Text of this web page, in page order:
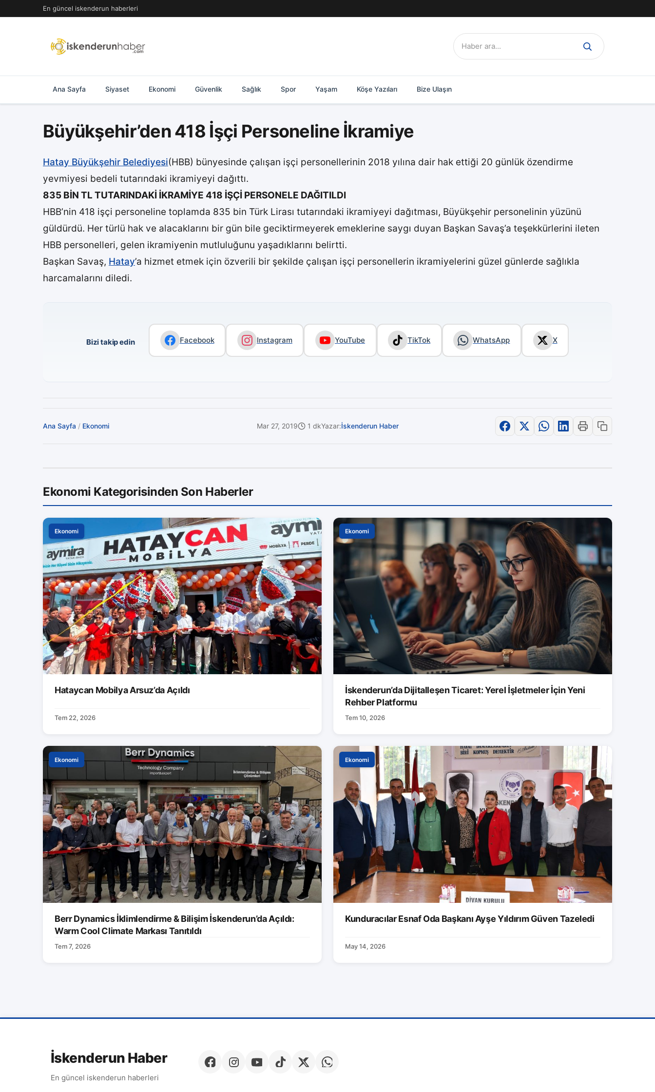
geç
En güncel iskenderun haberleri
Ara:
Ana Sayfa Siyaset Ekonomi Güvenlik Sağlık Spor Yaşam Köşe Yazıları Bize Ulaşın
Büyükşehir’den 418 İşçi Personeline İkramiye
Hatay Büyükşehir Belediyesi(HBB) bünyesinde çalışan işçi personellerinin 2018 yılına dair hak ettiği 20 günlük özendirme
yevmiyesi bedeli tutarındaki ikramiyeyi dağıttı.
835 BİN TL TUTARINDAKİ İKRAMİYE 418 İŞÇİ PERSONELE DAĞITILDI
HBB’nin 418 işçi personeline toplamda 835 bin Türk Lirası tutarındaki ikramiyeyi dağıtması, Büyükşehir personelinin yüzünü
güldürdü. Her türlü hak ve alacaklarını bir gün bile geciktirmeyerek emeklerine saygı duyan Başkan Savaş’a teşekkürlerini ileten
HBB personelleri, gelen ikramiyenin mutluluğunu yaşadıklarını belirtti.
Başkan Savaş, Hatay’a hizmet etmek için özverili bir şekilde çalışan işçi personellerin ikramiyelerini güzel günlerde sağlıkla
harcamalarını diledi.
Bizi takip edin Facebook Instagram YouTube TikTok WhatsApp X
Ana Sayfa / Ekonomi Mar 27, 2019 1 dkYazar:İskenderun Haber
Ekonomi Kategorisinden Son Haberler
Ekonomi
Hataycan Mobilya Arsuz’da Açıldı
Tem 22, 2026
Ekonomi
İskenderun’da Dijitalleşen Ticaret: Yerel İşletmeler İçin Yeni
Rehber Platformu
Tem 10, 2026
Ekonomi
Berr Dynamics İklimlendirme & Bilişim İskenderun’da Açıldı:
Warm Cool Climate Markası Tanıtıldı
Tem 7, 2026
Ekonomi
Kunduracılar Esnaf Oda Başkanı Ayşe Yıldırım Güven Tazeledi
May 14, 2026
İskenderun Haber
En güncel iskenderun haberleri